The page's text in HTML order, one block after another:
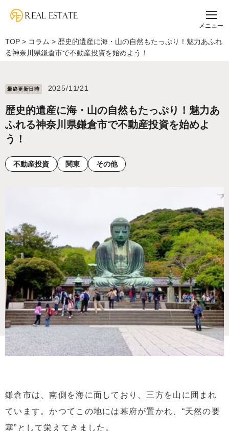
メニュー
TOP > コラム > 歴史的遺産に海・山の自然もたっぷり！魅力あふれ
る神奈川県鎌倉市で不動産投資を始めよう！
最終更新⽇時 2025/11/21
歴史的遺産に海・山の自然もたっぷり！魅力あ
ふれる神奈川県鎌倉市で不動産投資を始めよ
う！
不動産投資 関東 その他
鎌倉市は、南側を海に面しており、三方を山に囲まれ
ています。かつてこの地には幕府が置かれ、“天然の要
塞”として栄えてきました。